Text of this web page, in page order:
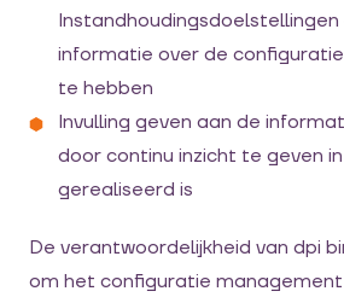
informatie over de
te hebben
Invulling geven aan de
door continu inzicht te geven
gerealiseerd is
De verantwoordelijkheid van dpi
om het configuratie